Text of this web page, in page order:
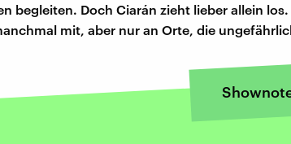
begleiten. Doch Ciarán zieht lieber allein
mit, aber nur an Orte, die